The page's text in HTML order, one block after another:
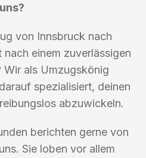
von Innsbruck nach
einem zuverlässigen
Wir als Umzugskönig
spezialisiert, deinen
abzuwickeln.
berichten gerne von
Sie loben vor allem